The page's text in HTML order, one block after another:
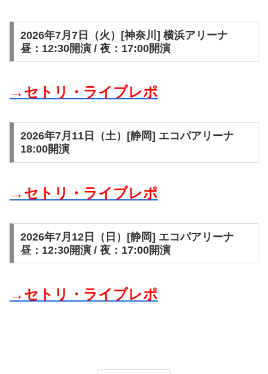
2026年7月7日（火）[神奈川] 横浜アリーナ
昼：12:30開演 / 夜：17:00開演
→セトリ・ライブレポ
2026年7月11日（土）[静岡] エコパアリーナ
18:00開演
→セトリ・ライブレポ
2026年7月12日（日）[静岡] エコパアリーナ
昼：12:30開演 / 夜：17:00開演
→セトリ・ライブレポ